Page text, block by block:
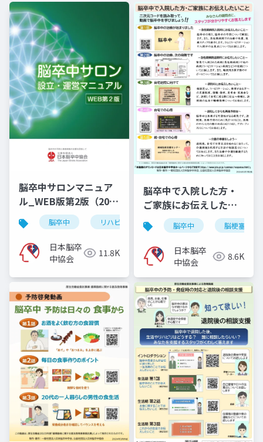
脳卒中サロンマニュア
ル_WEB版第2版（2025
年11月10日）
脳卒中 リハビリ 脳出血 くも膜下出血
日本脳卒
中協会
11.8K
脳卒中で入院した方・
ご家族にお伝えしたい
こと
脳卒中 脳梗塞
日本脳卒
中協会
8.6K